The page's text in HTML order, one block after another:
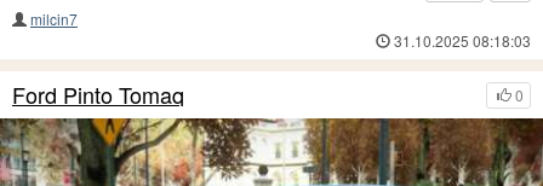
milcin7
31.10.2025 08:18:03
0
Ford Pinto Tomaq